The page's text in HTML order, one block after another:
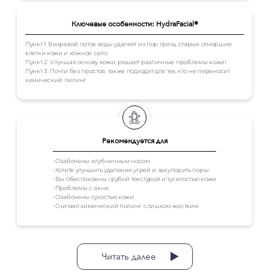
Рекомендуется для
-Озабочены клубничным носом
-Хотите улучшить удаление угрей и закупорить поры
-Вы обеспокоены грубой текстурой и тусклостью кожи
-Проблемы с акне
-Озабочены сухостью кожи
-Считают химический пилинг слишком жестким
Ключевые особенности: HydraFacial®
Пункт 1: Вихревой поток воды удаляет из пор грязь, старые отмершие
клетки кожи и кожное сало
Пункт 2: Улучшая основу кожи, решает различные проблемы кожи!
Пункт 3: Почти без простоя, также подходит для тех, кто не переносит
химический пилинг
Читать далее